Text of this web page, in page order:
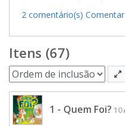
2 comentário(s) Comentar
Itens (67)
1 - Quem Foi? 10